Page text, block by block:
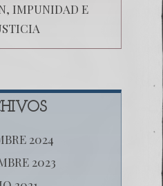
IMPUNIDAD E
2024
2023